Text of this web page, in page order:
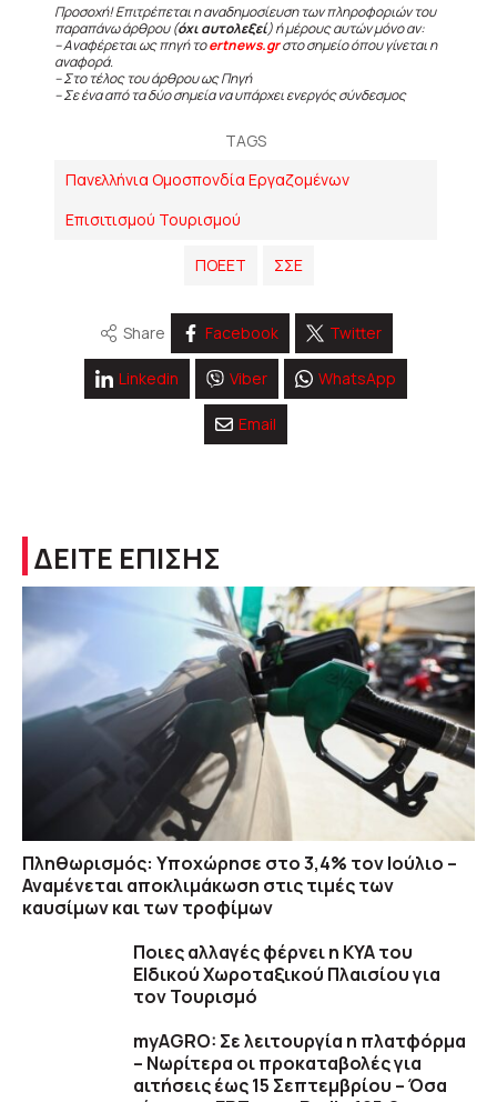
Προσοχή! Επιτρέπεται η αναδημοσίευση των πληροφοριών του
παραπάνω άρθρου (όχι αυτολεξεί) ή μέρους αυτών μόνο αν:
– Αναφέρεται ως πηγή τοertnews.grστο σημείο όπου γίνεται η
αναφορά.
– Στο τέλος του άρθρου ως Πηγή
– Σε ένα από τα δύο σημεία να υπάρχει ενεργός σύνδεσμος
TAGS
Πανελλήνια Ομοσπονδία Εργαζομένων
Επισιτισμού Τουρισμού
ΠΟΕΕΤ ΣΣΕ
Share Facebook Twitter
Linkedin Viber WhatsApp
Email
ΔΕΙΤΕ ΕΠΙΣΗΣ
Πληθωρισμός: Υποχώρησε στο 3,4% τον Ιούλιο –
Αναμένεται αποκλιμάκωση στις τιμές των
καυσίμων και των τροφίμων
Ποιες αλλαγές φέρνει η ΚΥΑ του
ΕΙδικού Χωροταξικού Πλαισίου για
τον Τουρισμό
myAGRO: Σε λειτουργία η πλατφόρμα
– Νωρίτερα οι προκαταβολές για
αιτήσεις έως 15 Σεπτεμβρίου – Όσα